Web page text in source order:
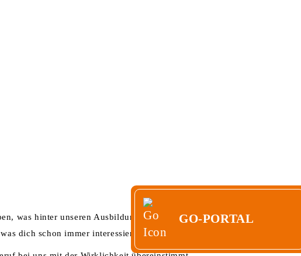
GO-PORTAL
was hinter unseren Ausbildungsberufen steckt. Wir bieten
dich schon immer interessiert hat.